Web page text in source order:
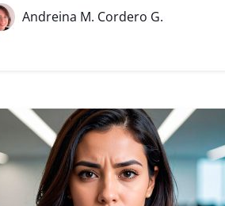
Andreina M. Cordero G.